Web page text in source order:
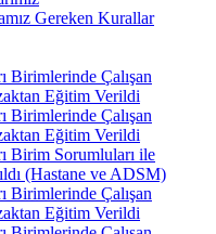
Gereken Kurallar
Birimlerinde Çalışan
Eğitim Verildi
Birimlerinde Çalışan
Eğitim Verildi
Birim Sorumluları ile
(Hastane ve ADSM)
Birimlerinde Çalışan
Eğitim Verildi